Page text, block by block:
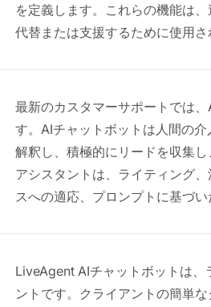
を定義します。これらの機能は
代替または支援するために使用さ
最新のカスタマーサポートでは
す。AIチャットボットは人間の
解釈し、積極的にリードを収集
アシスタントは、ライティング
スへの適応、プロンプトに基づ
LiveAgent AIチャットボットは、
ントです。クライアントの簡単